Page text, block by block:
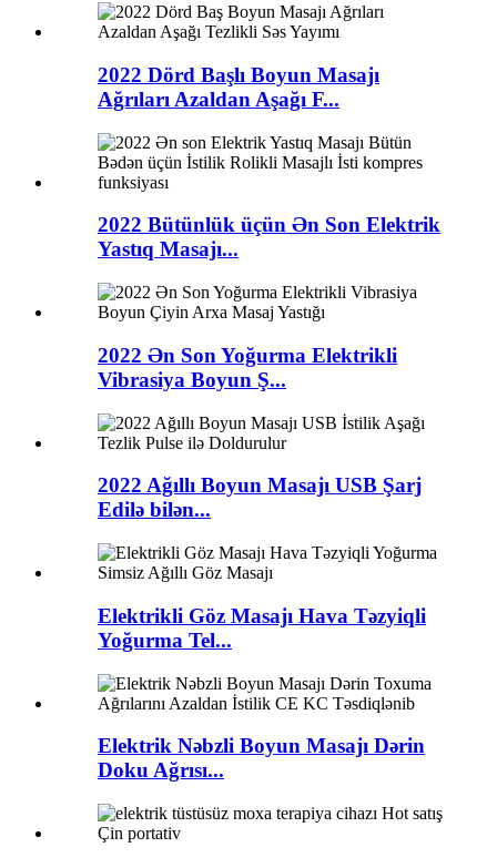
2022 Dörd Başlı Boyun Masajı
Ağrıları Azaldan Aşağı F...
2022 Bütünlük üçün Ən Son Elektrik
Yastıq Masajı...
2022 Ən Son Yoğurma Elektrikli
Vibrasiya Boyun Ş...
2022 Ağıllı Boyun Masajı USB Şarj
Edilə bilən...
Elektrikli Göz Masajı Hava Təzyiqli
Yoğurma Tel...
Elektrik Nəbzli Boyun Masajı Dərin
Doku Ağrısı...